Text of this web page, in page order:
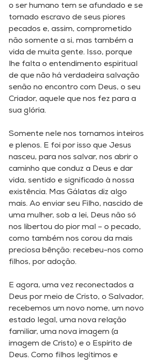
o ser humano tem se afundado e se
tornado escravo de seus piores
pecados e, assim, comprometido
não somente a si, mas também a
vida de muita gente. Isso, porque
lhe falta o entendimento espiritual
de que não há verdadeira salvação
senão no encontro com Deus, o seu
Criador, aquele que nos fez para a
sua glória.
Somente nele nos tornamos inteiros
e plenos. E foi por isso que Jesus
nasceu, para nos salvar, nos abrir o
caminho que conduz a Deus e dar
vida, sentido e significado à nossa
existência. Mas Gálatas diz algo
mais. Ao enviar seu Filho, nascido de
uma mulher, sob a lei, Deus não só
nos libertou do pior mal – o pecado,
como também nos corou da mais
preciosa bênção: recebeu-nos como
filhos, por adoção.
E agora, uma vez reconectados a
Deus por meio de Cristo, o Salvador,
recebemos um novo nome, um novo
estado legal, uma nova relação
familiar, uma nova imagem (a
imagem de Cristo) e o Espírito de
Deus. Como filhos legítimos e